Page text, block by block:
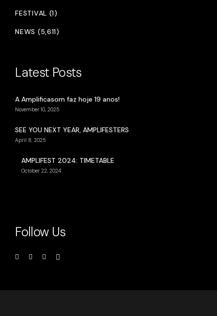
FESTIVAL (1)
NEWS (5,611)
Latest Posts
A Amplificasom faz hoje 19 anos!
November 10, 2025
SEE YOU NEXT YEAR, AMPLIFESTERS
April 8, 2025
AMPLIFEST 2024: TIMETABLE
October 22, 2024
Follow Us